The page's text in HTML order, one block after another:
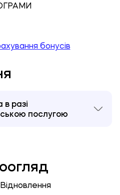
бонусів
в разі
послугою
пропозиції щодо
про банківське